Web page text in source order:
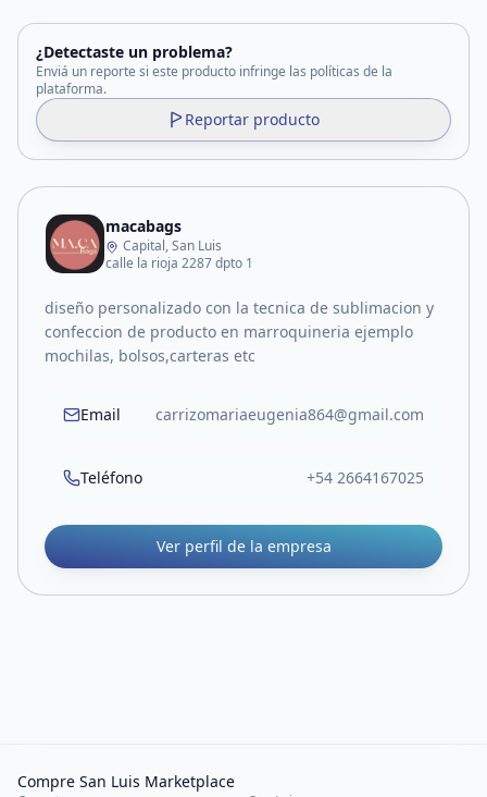
¿Detectaste un problema?
Enviá un reporte si este producto infringe las políticas de la
plataforma.
Reportar producto
macabags
Capital, San Luis
calle la rioja 2287 dpto 1
diseño personalizado con la tecnica de sublimacion y
confeccion de producto en marroquineria ejemplo
mochilas, bolsos,carteras etc
Email carrizomariaeugenia864@gmail.com
Teléfono +54 2664167025
Ver perfil de la empresa
Compre San Luis Marketplace